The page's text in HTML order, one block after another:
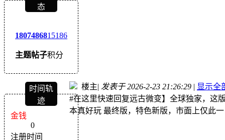
态
1807
主题
4868
帖子
15186
积分
时间轨
迹
金钱
0
注册时间
楼主| 发表于 2026-2-23 21:26:29 | 显示全
#在这里快速回复远古微变】全球独家，这
本真好玩 最终版，特色新版，市面上仅此一